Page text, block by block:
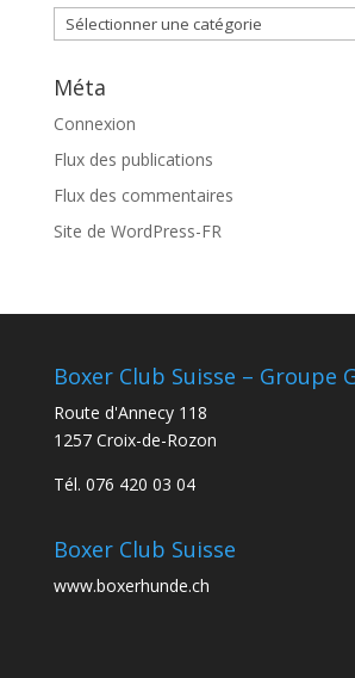
Catégories
Méta
Connexion
Flux des publications
Flux des commentaires
Site de WordPress-FR
Boxer Club Suisse – Groupe
Route d'Annecy 118
1257 Croix-de-Rozon
Tél. 076 420 03 04
Boxer Club Suisse
www.boxerhunde.ch